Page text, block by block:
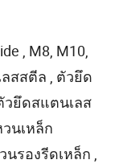
, M8, M10,
สสตีล , ตัวยึด
วยึดสแตนเลส
นเหล็ก
รองรีดเหล็ก ,